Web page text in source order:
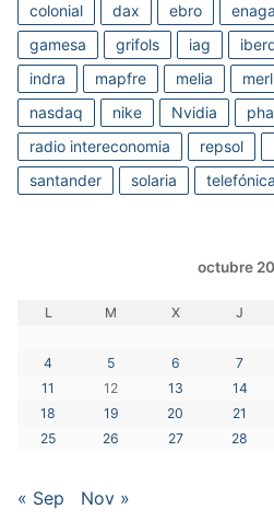
colonial
dax ebro
gamesa
grifols iag
indra
mapfre melia
nasdaq
nike Nvidia
radio intereconomia
repsol
santander
solaria telefónica
octubre
L M X J
4
5 6 7
11
12 13 14
18
19 20 21
25
26 27 28
« Sep Nov »